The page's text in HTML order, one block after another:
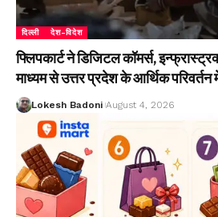
दिल्ली देश-विदेश
फ्लिपकार्ट ने डिजिटल कॉमर्स,
माध्यम से उत्तर प्रदेश के आर्थिक परिवर्तन
Lokesh Badoni August 4, 2026